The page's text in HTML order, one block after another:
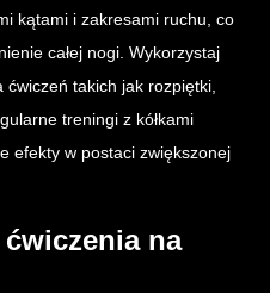
kątami i zakresami ruchu, co
całej nogi. Wykorzystaj
ćwiczeń takich jak rozpiętki,
treningi z kółkami
efekty w postaci zwiększonej
na